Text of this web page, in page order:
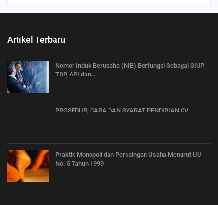
Artikel Terbaru
Nomor Induk Berusaha (NIB) Berfungsi Sebagai SIUP,
TDP, API dan…
PROSEDUR, CARA DAN SYARAT PENDIRIAN CV
Praktik Monopoli dan Persaingan Usaha Menurut UU
No. 5 Tahun 1999